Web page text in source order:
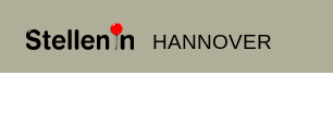
HANNOVER